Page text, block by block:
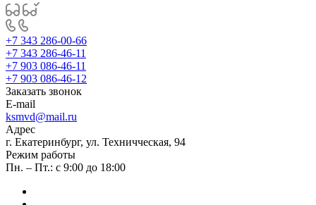
+7 343 286-00-66
+7 343 286-46-11
+7 903 086-46-11
+7 903 086-46-12
Заказать звонок
E-mail
ksmvd@mail.ru
Адрес
г. Екатеринбург, ул. Техничческая, 94
Режим работы
Пн. – Пт.: с 9:00 до 18:00